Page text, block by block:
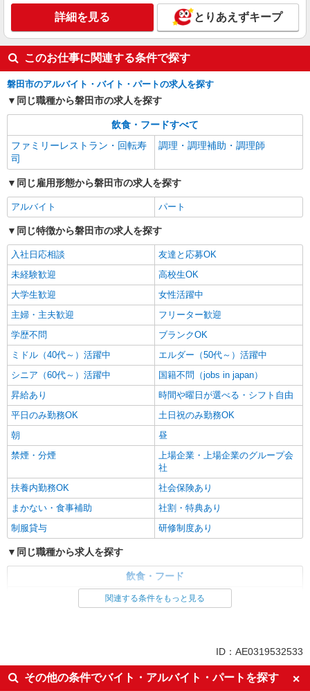
詳細を見る とりあえずキープ
このお仕事に関連する条件で探す
磐田市のアルバイト・バイト・パートの求人を探す
同じ職種から磐田市の求人を探す
飲食・フードすべて
ファミリーレストラン・回転寿
司
調理・調理補助・調理師
同じ雇用形態から磐田市の求人を探す
アルバイト パート
同じ特徴から磐田市の求人を探す
入社日応相談
友達と応募OK
未経験歓迎
高校生OK
大学生歓迎
女性活躍中
主婦・主夫歓迎
フリーター歓迎
学歴不問
ブランクOK
ミドル（40代～）活躍中
エルダー（50代～）活躍中
シニア（60代～）活躍中
国籍不問（jobs in japan）
昇給あり
時間や曜日が選べる・シフト自由
平日のみ勤務OK
土日祝のみ勤務OK
朝
昼
禁煙・分煙
上場企業・上場企業のグループ会
社
扶養内勤務OK
社会保険あり
まかない・食事補助
社割・特典あり
制服貸与
研修制度あり
同じ職種から求人を探す
飲食・フード
調理・調理補助・調理師
大学生歓迎
ミドル（40代～）活躍中
上場企業・上場企業のグループ会
扶養内勤務OK
関連する条件をもっと見る
ID：AE0319532533
その他の条件でバイト・アルバイト・パートを探す